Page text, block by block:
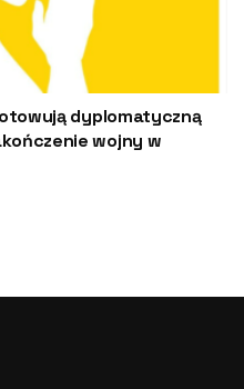
dyplomatyczną
wojny w